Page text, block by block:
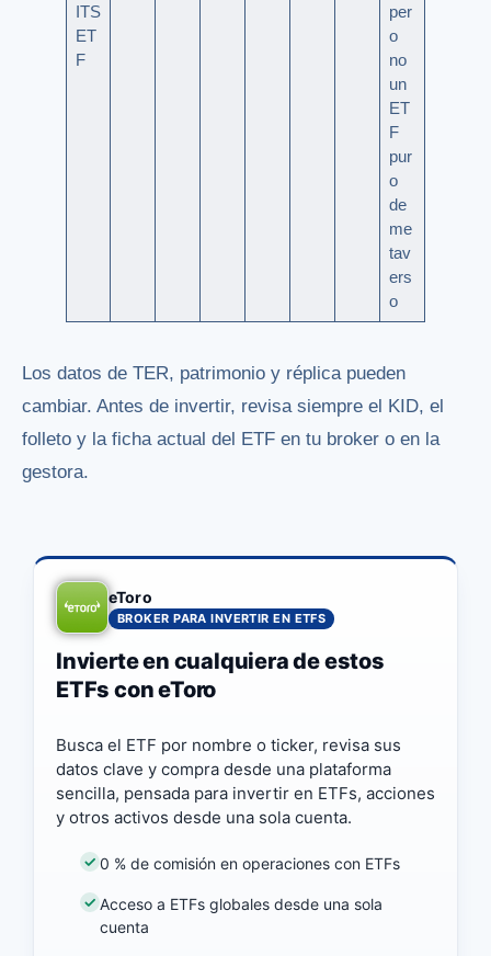
ITS
ET
F
per
o
no
un
ET
F
pur
o
de
me
tav
ers
o
Los datos de TER, patrimonio y réplica pueden
cambiar. Antes de invertir, revisa siempre el KID, el
folleto y la ficha actual del ETF en tu broker o en la
gestora.
eToro
BROKER PARA INVERTIR EN ETFS
Invierte en cualquiera de estos
ETFs con eToro
Busca el ETF por nombre o ticker, revisa sus
datos clave y compra desde una plataforma
sencilla, pensada para invertir en ETFs, acciones
y otros activos desde una sola cuenta.
0 % de comisión en operaciones con ETFs
Acceso a ETFs globales desde una sola
cuenta